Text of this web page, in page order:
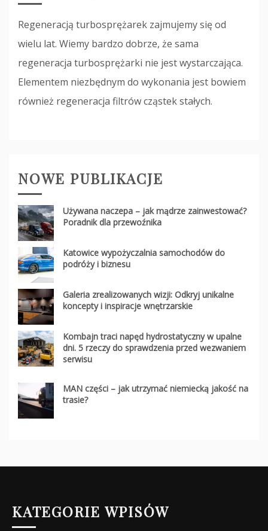
Regeneracją turbosprężarek zajmujemy się od
wielu lat. Wiemy bardzo dobrze, że sama
regeneracja turbosprężarki nie jest wystarczająca.
Elementem niezbędnym do wykonania jest bowiem
również regeneracja filtrów cząstek stałych.
NOWE PUBLIKACJE
Używana naczepa – jak mądrze zainwestować?
Poradnik dla przewoźnika
Katowice wypożyczalnia samochodów do
podróży i biznesu
Galeria zrealizowanych wizji: Odkryj unikalne
koncepty i inspiracje wnętrzarskie
Kombajn traci napęd hydrostatyczny w upalne
dni. 5 rzeczy do sprawdzenia przed wezwaniem
serwisu
MAN części – jak utrzymać niemiecką jakość na
trasie?
KATEGORIE WPISÓW